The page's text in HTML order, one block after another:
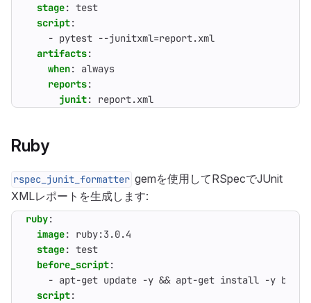
stage: test
script:
- pytest --junitxml=report.xml
artifacts:
when:
always
reports:
junit: report.xml
Ruby
rspec_junit_formatter gemを使用してRSpecでJUnit
XMLレポートを生成します:
ruby:
image:
ruby:3.0.4
stage: test
before_script:
- apt-get update -y && apt-get install -y
script: